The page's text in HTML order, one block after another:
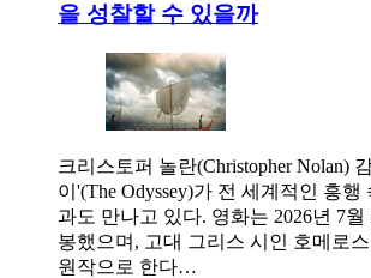
을 성찰할 수 있을까
크리스토퍼 놀란(Christopher Nolan)
이'(The Odyssey)가 전 세계적인 흥
과도 만나고 있다. 영화는 2026년 7월
봉했으며, 고대 그리스 시인 호메로
원작으로 한다…